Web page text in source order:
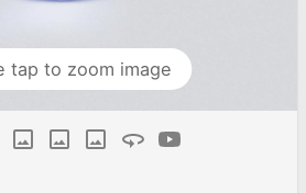
tap to zoom image